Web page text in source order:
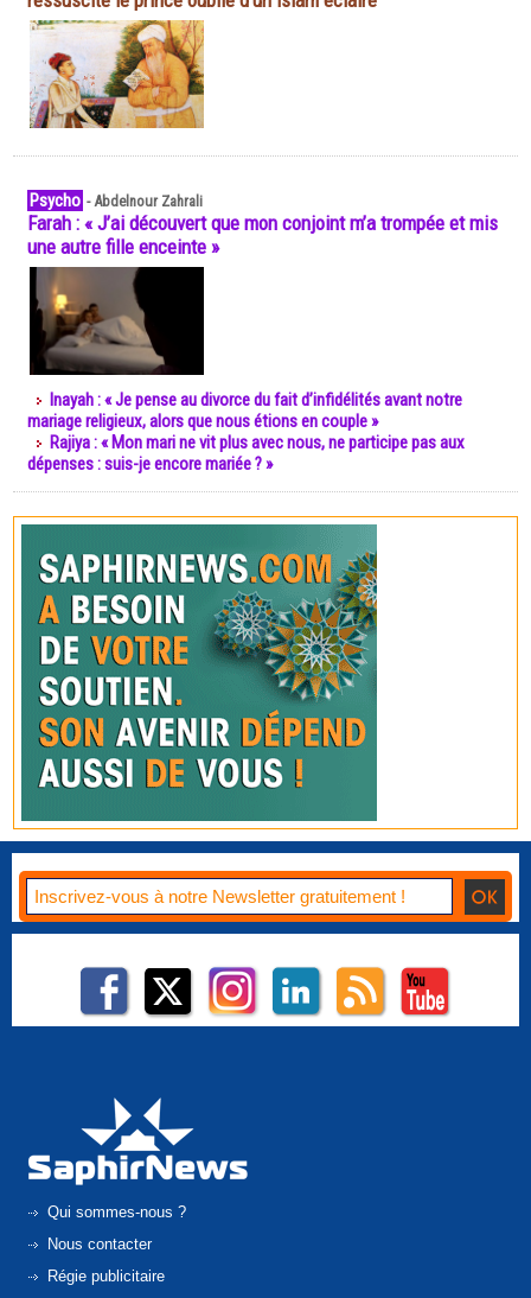
Psycho -Abdelnour Zahrali
Farah : « J’ai découvert que mon conjoint m’a trompée et mis
une autre fille enceinte »
Inayah : « Je pense au divorce du fait d’infidélités avant notre
mariage religieux, alors que nous étions en couple »
Rajiya : « Mon mari ne vit plus avec nous, ne participe pas aux
dépenses : suis-je encore mariée ? »
Qui sommes-nous ?
Nous contacter
Régie publicitaire